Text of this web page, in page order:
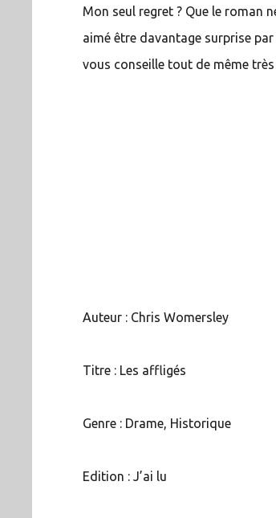
Mon seul regret ? Que le roman
aimé être davantage surprise
vous conseille tout de même
Auteur : Chris Womersley
Titre : Les affligés
Genre : Drame, Historique
Edition : J’ai lu